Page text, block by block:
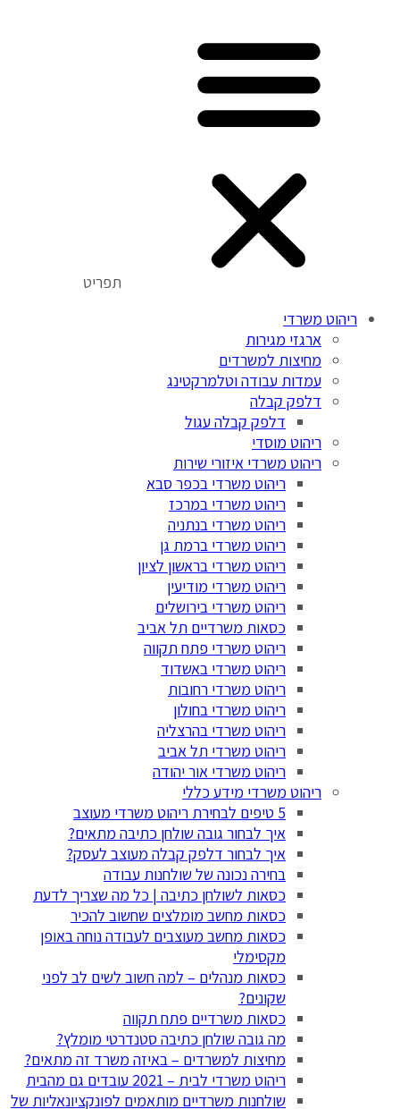
תפריט
ריהוט משרדי
ארגזי מגירות
מחיצות למשרדים
עמדות עבודה וטלמרקטינג
דלפק קבלה
דלפק קבלה עגול
ריהוט מוסדי
ריהוט משרדי איזורי שירות
ריהוט משרדי בכפר סבא
ריהוט משרדי במרכז
ריהוט משרדי בנתניה
ריהוט משרדי ברמת גן
ריהוט משרדי בראשון לציון
ריהוט משרדי מודיעין
ריהוט משרדי בירושלים
כסאות משרדיים תל אביב
ריהוט משרדי פתח תקווה
ריהוט משרדי באשדוד
ריהוט משרדי רחובות
ריהוט משרדי בחולון
ריהוט משרדי בהרצליה
ריהוט משרדי תל אביב
ריהוט משרדי אור יהודה
ריהוט משרדי מידע כללי
5 טיפים לבחירת ריהוט משרדי מעוצב
איך לבחור גובה שולחן כתיבה מתאים?
איך לבחור דלפק קבלה מעוצב לעסק?
בחירה נכונה של שולחנות עבודה
כסאות לשולחן כתיבה | כל מה שצריך לדעת
כסאות מחשב מומלצים שחשוב להכיר
כסאות מחשב מעוצבים לעבודה נוחה באופן
מקסימלי
כסאות מנהלים – למה חשוב לשים לב לפני
שקונים?
כסאות משרדיים פתח תקווה
מה גובה שולחן כתיבה סטנדרטי מומלץ?
מחיצות למשרדים – באיזה משרד זה מתאים?
ריהוט משרדי לבית – 2021 עובדים גם מהבית
שולחנות משרדיים מותאמים לפונקציונאליות של